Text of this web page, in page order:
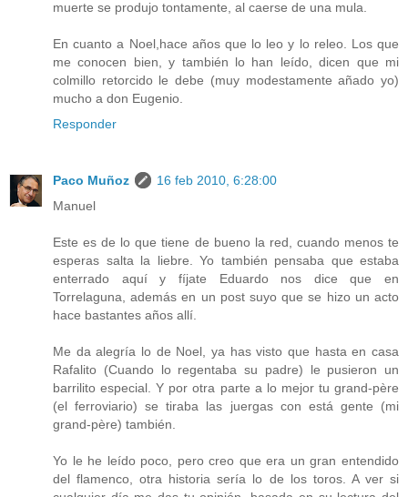
muerte se produjo tontamente, al caerse de una mula.
En cuanto a Noel,hace años que lo leo y lo releo. Los que
me conocen bien, y también lo han leído, dicen que mi
colmillo retorcido le debe (muy modestamente añado yo)
mucho a don Eugenio.
Responder
Paco Muñoz
16 feb 2010, 6:28:00
Manuel
Este es de lo que tiene de bueno la red, cuando menos te
esperas salta la liebre. Yo también pensaba que estaba
enterrado aquí y fíjate Eduardo nos dice que en
Torrelaguna, además en un post suyo que se hizo un acto
hace bastantes años allí.
Me da alegría lo de Noel, ya has visto que hasta en casa
Rafalito (Cuando lo regentaba su padre) le pusieron un
barrilito especial. Y por otra parte a lo mejor tu grand-père
(el ferroviario) se tiraba las juergas con está gente (mi
grand-père) también.
Yo le he leído poco, pero creo que era un gran entendido
del flamenco, otra historia sería lo de los toros. A ver si